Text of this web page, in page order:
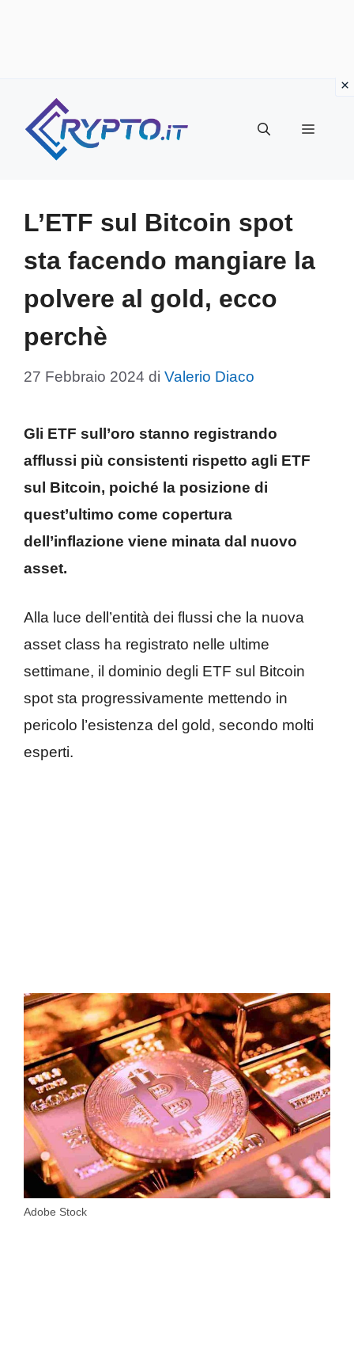
contenuto
Menu
L’ETF sul Bitcoin spot
sta facendo mangiare la
polvere al gold, ecco
perchè
27 Febbraio 2024 di Valerio Diaco
Gli ETF sull’oro stanno registrando
afflussi più consistenti rispetto agli ETF
sul Bitcoin, poiché la posizione di
quest’ultimo come copertura
dell’inflazione viene minata dal nuovo
asset.
Alla luce dell’entità dei flussi che la nuova
asset class ha registrato nelle ultime
settimane, il dominio degli ETF sul Bitcoin
spot sta progressivamente mettendo in
pericolo l’esistenza del gold, secondo molti
esperti.
Adobe Stock